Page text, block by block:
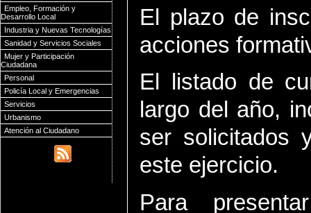
Empleo, Formación y
Desarrollo Local
Industria y Nuevas Tecnologías
Sanidad y Servicios Sociales
Mujer y Participación
Ciudadana
Personal
Policía Local y Emergencias
Servicios
Urbanismo
Atención al Ciudadano
El plazo de
acciones
El listado de
largo del año,
ser solicitados
este ejercicio.
Para